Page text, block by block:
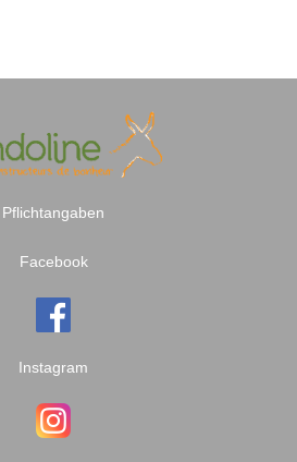
Pflichtangaben
Facebook
Instagram